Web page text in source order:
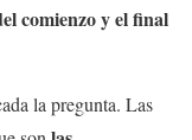
comienzo y el final
la pregunta. Las